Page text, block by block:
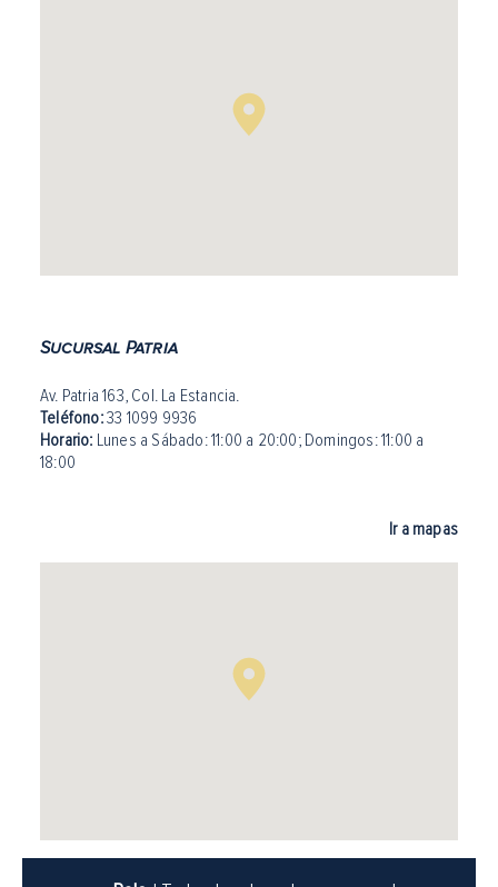
Sucursal Patria
Av. Patria 163, Col. La Estancia.
Teléfono:33 1099 9936
Horario: Lunes a Sábado: 11:00 a 20:00; Domingos: 11:00 a
18:00
Ir a mapas